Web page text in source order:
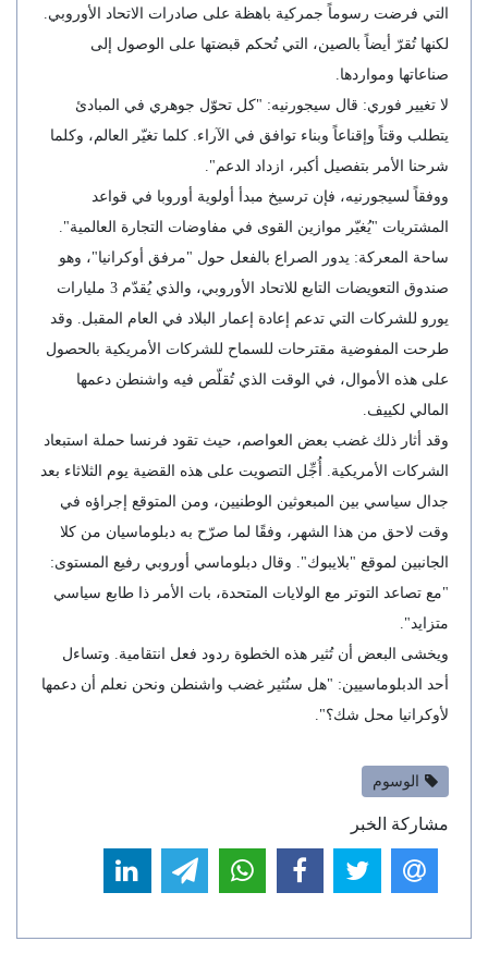
التي فرضت رسوماً جمركية باهظة على صادرات الاتحاد الأوروبي.
لكنها تُقرّ أيضاً بالصين، التي تُحكم قبضتها على الوصول إلى
صناعاتها ومواردها.
لا تغيير فوري: قال سيجورنيه: "كل تحوّل جوهري في المبادئ
يتطلب وقتاً وإقناعاً وبناء توافق في الآراء. كلما تغيّر العالم، وكلما
شرحنا الأمر بتفصيل أكبر، ازداد الدعم".
ووفقاً لسيجورنيه، فإن ترسيخ مبدأ أولوية أوروبا في قواعد
المشتريات "يُغيّر موازين القوى في مفاوضات التجارة العالمية".
ساحة المعركة: يدور الصراع بالفعل حول "مرفق أوكرانيا"، وهو
صندوق التعويضات التابع للاتحاد الأوروبي، والذي يُقدّم 3 مليارات
يورو للشركات التي تدعم إعادة إعمار البلاد في العام المقبل. وقد
طرحت المفوضية مقترحات للسماح للشركات الأمريكية بالحصول
على هذه الأموال، في الوقت الذي تُقلّص فيه واشنطن دعمها
المالي لكييف.
وقد أثار ذلك غضب بعض العواصم، حيث تقود فرنسا حملة استبعاد
الشركات الأمريكية. أُجِّل التصويت على هذه القضية يوم الثلاثاء بعد
جدال سياسي بين المبعوثين الوطنيين، ومن المتوقع إجراؤه في
وقت لاحق من هذا الشهر، وفقًا لما صرّح به دبلوماسيان من كلا
الجانبين لموقع "بلايبوك". وقال دبلوماسي أوروبي رفيع المستوى:
"مع تصاعد التوتر مع الولايات المتحدة، بات الأمر ذا طابع سياسي
متزايد".
ويخشى البعض أن تُثير هذه الخطوة ردود فعل انتقامية. وتساءل
أحد الدبلوماسيين: "هل سنُثير غضب واشنطن ونحن نعلم أن دعمها
لأوكرانيا محل شك؟".
الوسوم
مشاركة الخبر